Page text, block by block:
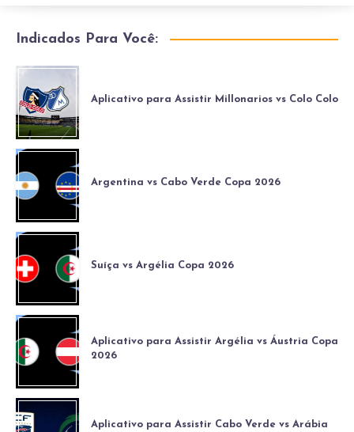
Indicados Para Você:
Aplicativo para Assistir Millonarios vs Colo Colo
Argentina vs Cabo Verde Copa 2026
Suíça vs Argélia Copa 2026
Aplicativo para Assistir Argélia vs Áustria Copa
2026
Aplicativo para Assistir Cabo Verde vs Arábia